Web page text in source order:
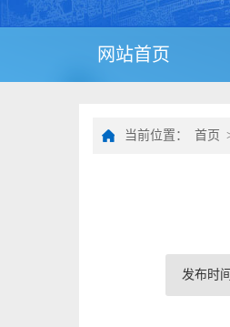
网站首页
当前位置： 首页
发布时